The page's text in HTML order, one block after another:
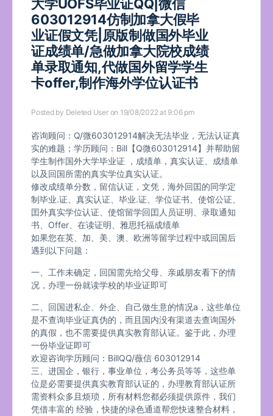
大学UOFS毕业证QQ|微信
603012914仿制加拿大假毕
业证假文凭|原版制做国外毕业
证成绩单/急做加拿大院校成绩
单录取通知,代做国外留学学生
卡offer,制作海外学位认证书
Posted by Deleted User on 19/08/2022 at 9:06 pm
咨询顾问：Q/微603012914解决无法毕业，无法认证真
实的难题；学历顾问：Bill【Q微603012914】并帮助留
学生制作国外大学毕业证 ，成绩单，真实认证、成绩单
以及回国所需的真实学位真实认证。
修改成绩单分数，留信认证，文凭，海外回囯的同学定
制毕业.证、真实认证、毕业.证、学位证书、使馆公证、
囯外真实学位认证、使馆留学回囯人员证明、录取通知
书、Offer、在读证明、雅思托福成绩单
如果您在英、加、美、澳、欧洲等留学过程中或回国后
遇到以下问题：
一、工作未确定，回国需先给父母、亲戚朋友看下的情
况，办理一份就读学校的毕业证即可
二、回国进私企、外企、自己做生意的情况a，这些单位
是不查询毕业证真伪的，而且国内没有渠道去查询国外
的真假，也不需要提供真实教育部认证。鉴于此，办理
一份毕业证即可
欢迎咨询学历顾问：BillQQ/薇信 603012914
三、进国企，银行，事业单位，考公务员等等，这些单
位是必需要提供真实教育部认证的，办理教育部认证所
需资料众多且烦琐，所有材料您都必须提供原件，我们
凭借丰富的 经验，快捷的绿色通道帮您快速整合材料，